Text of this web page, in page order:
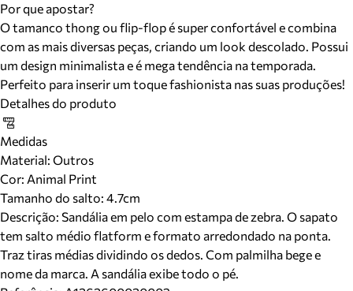
Por que apostar?
O tamanco thong ou flip-flop é super confortável e combina
com as mais diversas peças, criando um look descolado. Possui
um design minimalista e é mega tendência na temporada.
Perfeito para inserir um toque fashionista nas suas produções!
Detalhes do produto
Medidas
Material: Outros
Cor: Animal Print
Tamanho do salto: 4.7cm
Descrição: Sandália em pelo com estampa de zebra. O sapato
tem salto médio flatform e formato arredondado na ponta.
Traz tiras médias dividindo os dedos. Com palmilha bege e
nome da marca. A sandália exibe todo o pé.